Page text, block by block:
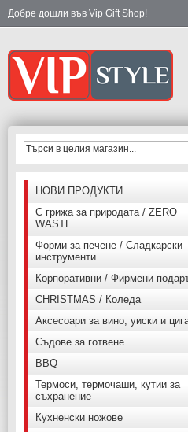
Добре дошли във Vip Gift Shop!
НОВИ ПРОДУКТИ
С грижа за природата / ZERO
WASTE
Форми за печене / Сладкарски
инструменти
Корпоративни / Фирмени
CHRISTMAS / Коледа
Аксесоари за вино, уиски и
Съдове за готвене
BBQ
Термоси, термочаши, кутии за
съхранение
Кухненски ножове